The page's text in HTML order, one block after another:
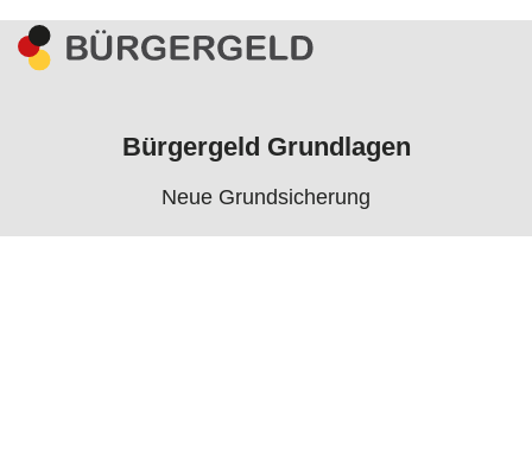
Bürgergeld Grundlagen
Neue Grundsicherung